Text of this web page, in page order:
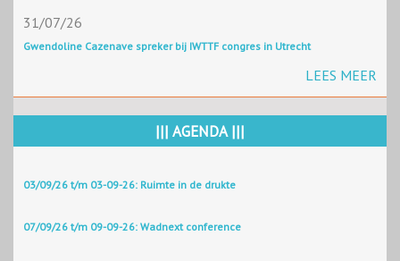
31/07/26
Gwendoline Cazenave spreker bij IWTTF congres in Utrecht
LEES MEER
||| AGENDA |||
03/09/26 t/m 03-09-26: Ruimte in de drukte
07/09/26 t/m 09-09-26: Wadnext conference